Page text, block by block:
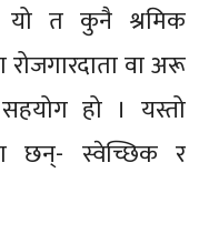
यो त कुनै श्रमिक
वा अरू
हो । यस्तो
छन्- स्वेच्छिक र